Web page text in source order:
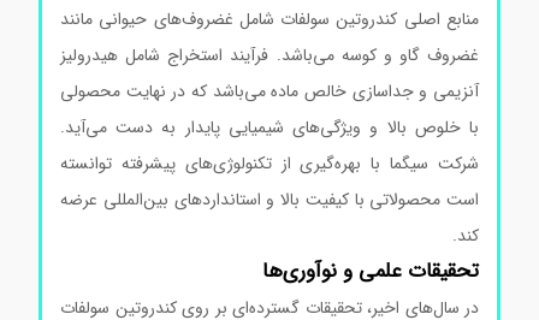
منابع اصلی کندروتین سولفات شامل غضروف‌های حیوانی مانند
غضروف گاو و کوسه می‌باشد. فرآیند استخراج شامل هیدرولیز
آنزیمی و جداسازی خالص ماده می‌باشد که در نهایت محصولی
با خلوص بالا و ویژگی‌های شیمیایی پایدار به دست می‌آید.
شرکت سیگما با بهره‌گیری از تکنولوژی‌های پیشرفته توانسته
است محصولاتی با کیفیت بالا و استانداردهای بین‌المللی عرضه
کند.
تحقیقات علمی و نوآوری‌ها
در سال‌های اخیر، تحقیقات گسترده‌ای بر روی کندروتین سولفات